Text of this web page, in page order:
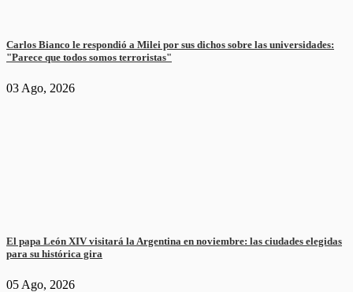
Carlos Bianco le respondió a Milei por sus dichos sobre las universidades:
"Parece que todos somos terroristas"
03 Ago, 2026
El papa León XIV visitará la Argentina en noviembre: las ciudades elegidas
para su histórica gira
05 Ago, 2026